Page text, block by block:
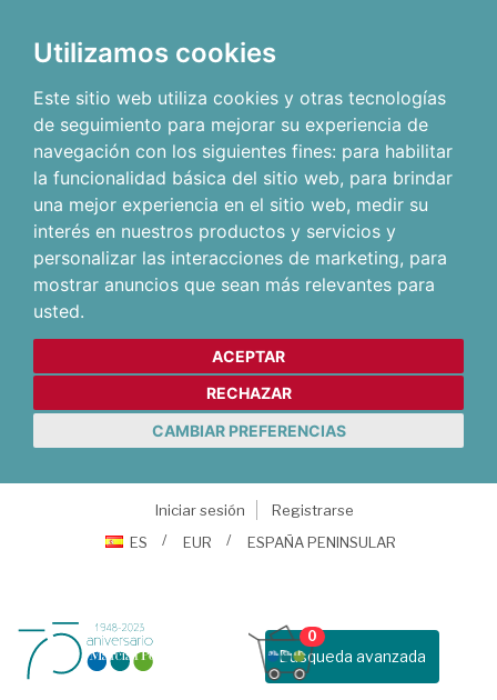
Utilizamos cookies
Este sitio web utiliza cookies y otras tecnologías
de seguimiento para mejorar su experiencia de
navegación con los siguientes fines: para habilitar
la funcionalidad básica del sitio web, para brindar
una mejor experiencia en el sitio web, medir su
interés en nuestros productos y servicios y
personalizar las interacciones de marketing, para
mostrar anuncios que sean más relevantes para
usted.
ACEPTAR
RECHAZAR
CAMBIAR PREFERENCIAS
Iniciar sesión
Registrarse
ES
EUR ESPAÑA PENINSULAR
Busqueda avanzada
0